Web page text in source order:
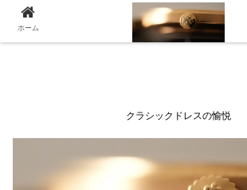
クラシックドレスの愉悦
ホーム